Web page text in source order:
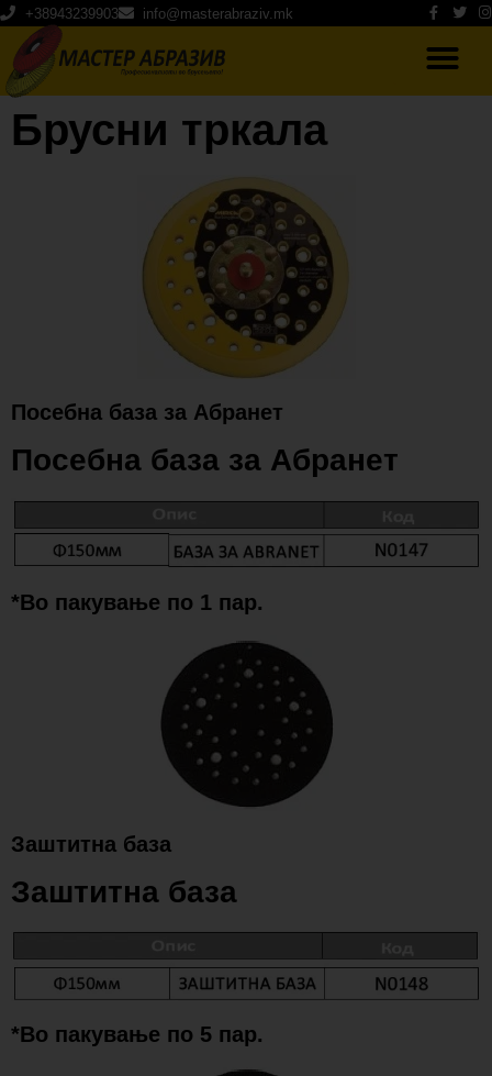
+38943239903 info@masterabraziv.mk
Брусни тркала
Посебна база за Абранет
Посебна база за Абранет
*Во пакување по 1 пар.
Заштитна база
Заштитна база
*Во пакување по 5 пар.